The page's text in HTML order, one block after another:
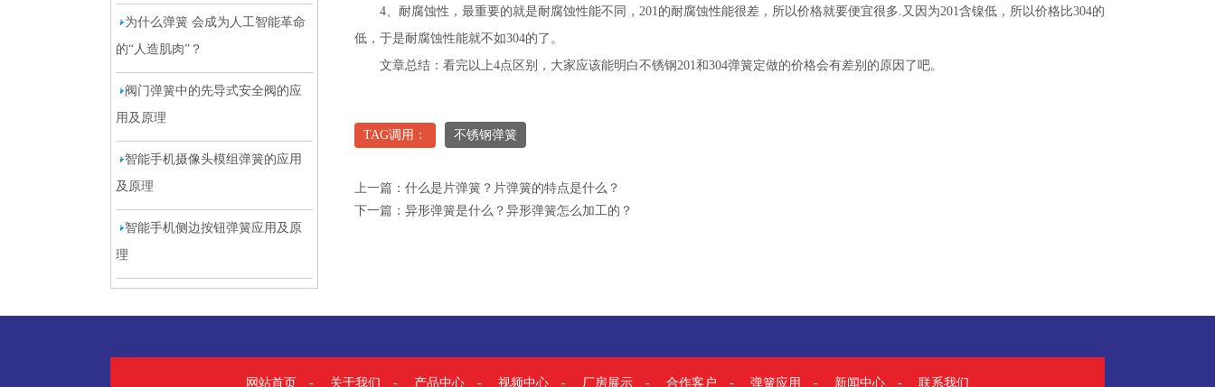
为什么弹簧 会成为人工智能革命
的“人造肌肉”？
阀门弹簧中的先导式安全阀的应
用及原理
智能手机摄像头模组弹簧的应用
及原理
智能手机侧边按钮弹簧应用及原
理
4、耐腐蚀性，最重要的就是耐腐蚀性能不同，201的耐腐蚀性能很差，所以价格就要便宜很多.又因为201含镍低，所以价格比304的
低，于是耐腐蚀性能就不如304的了。
文章总结：看完以上4点区别，大家应该能明白不锈钢201和304弹簧定做的价格会有差别的原因了吧。
TAG调用： 不锈钢弹簧
上一篇： 什么是片弹簧？片弹簧的特点是什么？
下一篇： 异形弹簧是什么？异形弹簧怎么加工的？
网站首页 - 关于我们 - 产品中心 - 视频中心 - 厂房展示 - 合作客户 - 弹簧应用 - 新闻中心 - 联系我们